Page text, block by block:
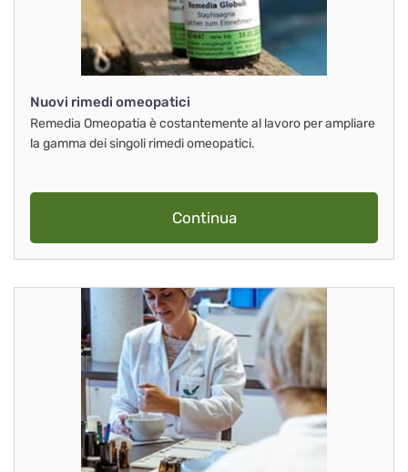
Nuovi rimedi omeopatici
Remedia Omeopatia è costantemente al lavoro per ampliare
la gamma dei singoli rimedi omeopatici.
Continua